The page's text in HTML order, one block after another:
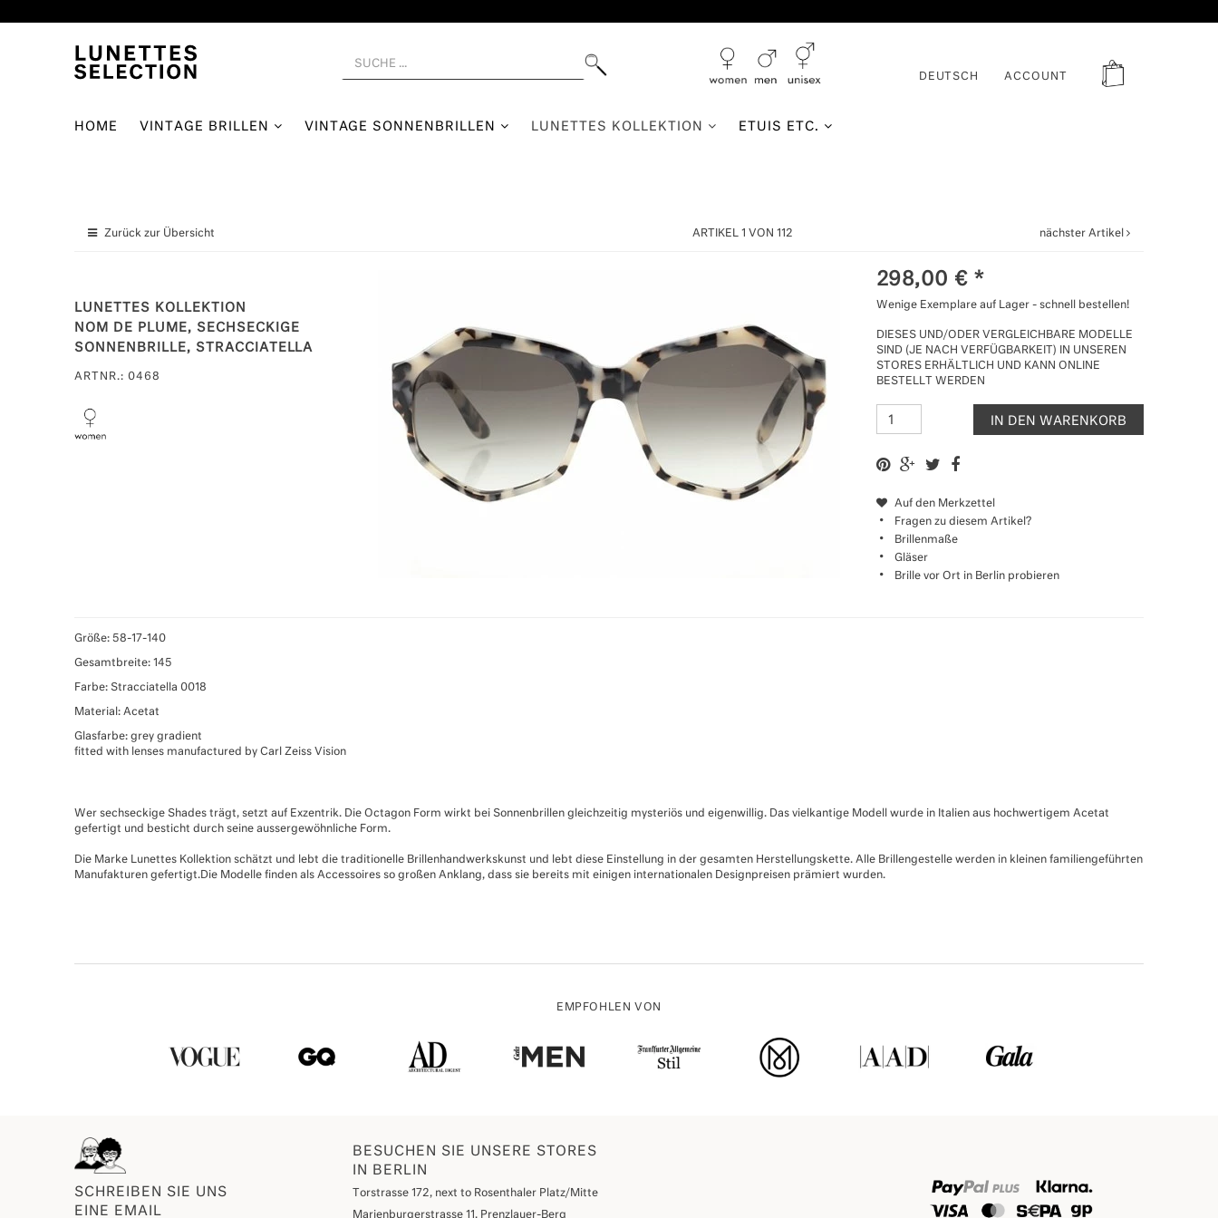
DEUTSCH ACCOUNT
HOME VINTAGE BRILLEN VINTAGE SONNENBRILLEN LUNETTES KOLLEKTION ETUIS ETC.
Zurück zur Übersicht ARTIKEL 1 VON 112 nächster Artikel
LUNETTES KOLLEKTION
NOM DE PLUME, SECHSECKIGE
SONNENBRILLE, STRACCIATELLA
ARTNR.: 0468
298,00 € *
Wenige Exemplare auf Lager - schnell bestellen!
DIESES UND/ODER VERGLEICHBARE MODELLE
SIND (JE NACH VERFÜGBARKEIT) IN UNSEREN
STORES ERHÄLTLICH UND KANN ONLINE
BESTELLT WERDEN
IN DEN WARENKORB
Auf den Merkzettel
Fragen zu diesem Artikel?
Brillenmaße
Gläser
Brille vor Ort in Berlin probieren
Größe: 58-17-140
Gesamtbreite: 145
Farbe: Stracciatella 0018
Material: Acetat
Glasfarbe: grey gradient
fitted with lenses manufactured by Carl Zeiss Vision
Wer sechseckige Shades trägt, setzt auf Exzentrik. Die Octagon Form wirkt bei Sonnenbrillen gleichzeitig mysteriös und eigenwillig. Das vielkantige Modell wurde in Italien aus hochwertigem Acetat
gefertigt und besticht durch seine aussergewöhnliche Form.
Die Marke Lunettes Kollektion schätzt und lebt die traditionelle Brillenhandwerkskunst und lebt diese Einstellung in der gesamten Herstellungskette. Alle Brillengestelle werden in kleinen familiengeführten
Manufakturen gefertigt.Die Modelle finden als Accessoires so großen Anklang, dass sie bereits mit einigen internationalen Designpreisen prämiert wurden.
EMPFOHLEN VON
SCHREIBEN SIE UNS
EINE EMAIL
BESUCHEN SIE UNSERE STORES
IN BERLIN
Torstrasse 172, next to Rosenthaler Platz/Mitte
Marienburgerstrasse 11, Prenzlauer-Berg